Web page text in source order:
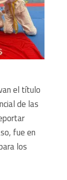
el título
de las
fue en
los